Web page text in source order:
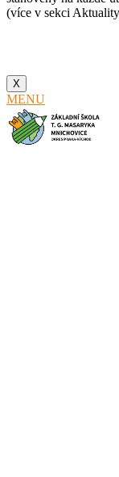
(více v sekci
X
MENU